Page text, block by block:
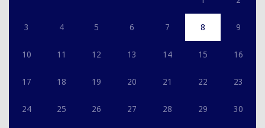
3 4 5 6 7 8 9
10 11 12 13 14 15 16
17 18 19 20 21 22 23
24 25 26 27 28 29 30